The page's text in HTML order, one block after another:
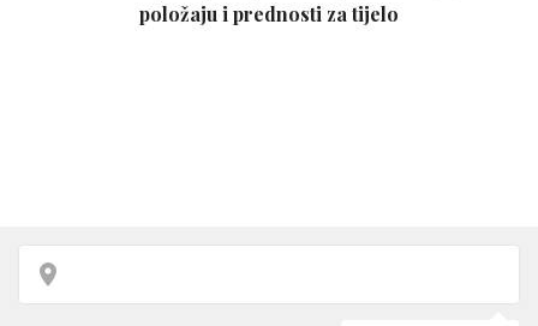
položaju i prednosti za tijelo